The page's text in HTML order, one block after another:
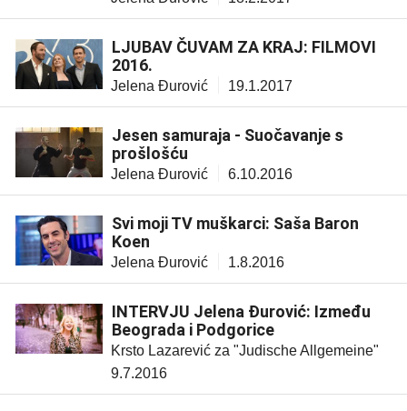
LJUBAV ČUVAM ZA KRAJ: FILMOVI
2016.
Jelena Đurović 19.1.2017
Jesen samuraja - Suočavanje s
prošlošću
Jelena Đurović 6.10.2016
Svi moji TV muškarci: Saša Baron
Koen
Jelena Đurović 1.8.2016
INTERVJU Jelena Đurović: Između
Beograda i Podgorice
Krsto Lazarević za "Judische Allgemeine"
9.7.2016